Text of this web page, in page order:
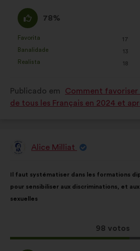
Concordo
:
78%
em:
Favorita
: 17
vezes
Banalidade
: 13
vezes
Realista
: 18
vezes
Publicado em
Comment
de tous les Français en 2024 et
PropostaAlice Milliat
da
proposta:
Il faut systématiser dans les formations
pour sensibiliser aux discriminations, et
sexuelles
Esta
proposta
98 votos
repartição
é
a